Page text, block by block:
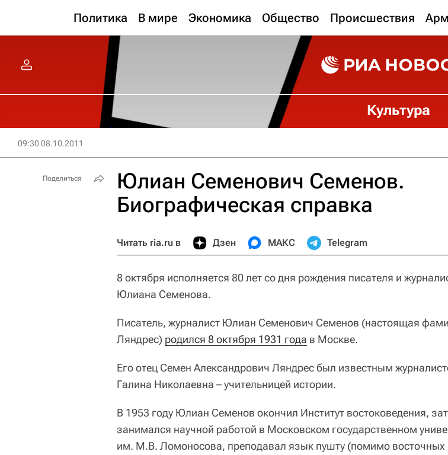
Политика В мире Экономика Общество Происшествия
Культура
09:30 08.10.2011
Юлиан Семенович Семенов.
Биографическая справка
Читать ria.ru в Дзен МАКС Telegram
8 октября исполняется 80 лет со дня рождения писателя и
Юлиана Семенова.
Писатель, журналист Юлиан Семенович Семенов (настоящая
Ляндрес) родился 8 октября 1931 года в Москве.
Его отец Семен Александрович Ляндрес был известным
Галина Николаевна – учительницей истории.
В 1953 году Юлиан Семенов окончил Институт востоковедения,
занимался научной работой в Московском государственном
им. М.В. Ломоносова, преподавал язык пушту (помимо восточных
Поделиться